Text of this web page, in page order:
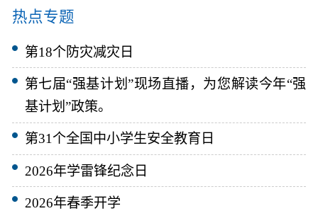
热点专题
第18个防灾减灾日
第七届“强基计划”现场直播，为您解读今年“强
基计划”政策。
第31个全国中小学生安全教育日
2026年学雷锋纪念日
2026年春季开学